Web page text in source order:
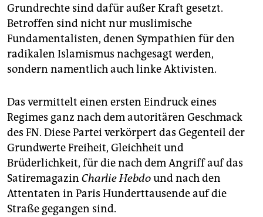
Grundrechte sind dafür außer Kraft gesetzt.
Betroffen sind nicht nur muslimische
Fundamentalisten, denen Sympathien für den
radikalen Islamismus nachgesagt werden,
sondern namentlich auch linke Aktivisten.
Das vermittelt einen ersten Eindruck eines
Regimes ganz nach dem autoritären Geschmack
des FN. Diese Partei verkörpert das Gegenteil der
Grundwerte Freiheit, Gleichheit und
Brüderlichkeit, für die nach dem Angriff auf das
Satiremagazin Charlie Hebdound nach den
Attentaten in Paris Hunderttausende auf die
Straße gegangen sind.